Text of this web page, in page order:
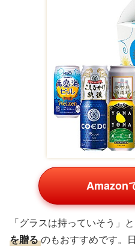
Amazon
「グラスは持っていそう」と
を贈るのもおすすめです。